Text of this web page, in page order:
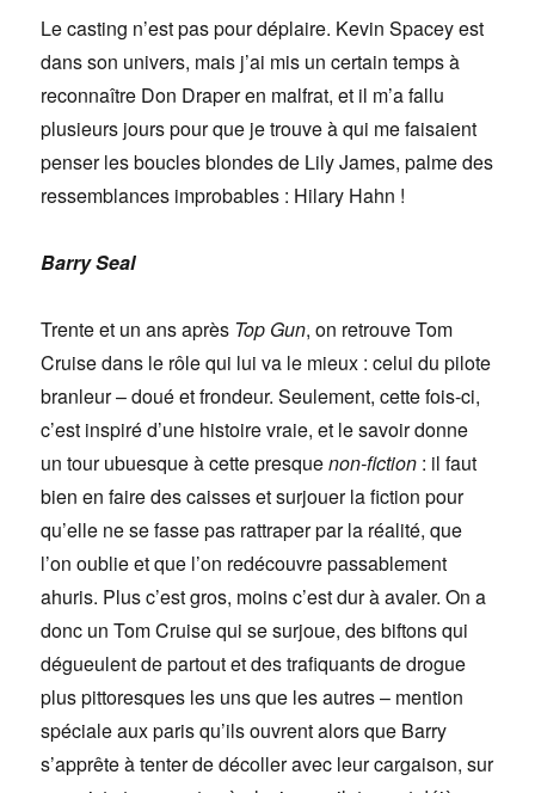
Le casting n’est pas pour déplaire. Kevin Spacey est
dans son univers, mais j’ai mis un certain temps à
reconnaître Don Draper en malfrat, et il m’a fallu
plusieurs jours pour que je trouve à qui me faisaient
penser les boucles blondes de Lily James, palme des
ressemblances improbables : Hilary Hahn !
Barry Seal
Trente et un ans après Top Gun, on retrouve Tom
Cruise dans le rôle qui lui va le mieux : celui du pilote
branleur – doué et frondeur. Seulement, cette fois-ci,
c’est inspiré d’une histoire vraie, et le savoir donne
un tour ubuesque à cette presquenon-fiction : il faut
bien en faire des caisses et surjouer la fiction pour
qu’elle ne se fasse pas rattraper par la réalité, que
l’on oublie et que l’on redécouvre passablement
ahuris. Plus c’est gros, moins c’est dur à avaler. On a
donc un Tom Cruise qui se surjoue, des biftons qui
dégueulent de partout et des trafiquants de drogue
plus pittoresques les uns que les autres – mention
spéciale aux paris qu’ils ouvrent alors que Barry
s’apprête à tenter de décoller avec leur cargaison, sur